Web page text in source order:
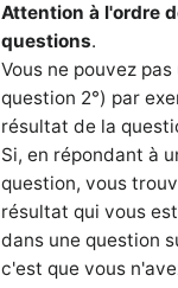
Attention à l'ordre
questions.
Vous ne pouvez
question 2°) par
résultat de la
Si, en répondant à
question, vous
résultat qui vous
dans une question
c'est que vous